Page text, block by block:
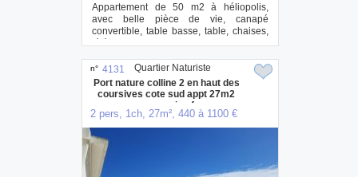
Appartement de 50 m2 à héliopolis,
avec belle pièce de vie, canapé
convertible, table basse, table, chaises,
téléviseur,...
n° 4131
Port nature colline 2 en haut des
coursives cote sud appt 27m2
avec garage prive ferme a
heliopolis
2 pers, 1ch, 27m², 440 à 1100 €
Quartier Naturiste